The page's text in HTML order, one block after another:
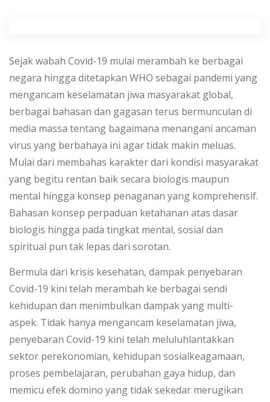
Sejak wabah Covid-19 mulai merambah ke berbagai
negara hingga ditetapkan WHO sebagai pandemi yang
mengancam keselamatan jiwa masyarakat global,
berbagai bahasan dan gagasan terus bermunculan di
media massa tentang bagaimana menangani ancaman
virus yang berbahaya ini agar tidak makin meluas.
Mulai dari membahas karakter dari kondisi masyarakat
yang begitu rentan baik secara biologis maupun
mental hingga konsep penaganan yang komprehensif.
Bahasan konsep perpaduan ketahanan atas dasar
biologis hingga pada tingkat mental, sosial dan
spiritual pun tak lepas dari sorotan.
Bermula dari krisis kesehatan, dampak penyebaran
Covid-19 kini telah merambah ke berbagai sendi
kehidupan dan menimbulkan dampak yang multi-
aspek. Tidak hanya mengancam keselamatan jiwa,
penyebaran Covid-19 kini telah meluluhlantakkan
sektor perekonomian, kehidupan sosialkeagamaan,
proses pembelajaran, perubahan gaya hidup, dan
memicu efek domino yang tidak sekedar merugikan